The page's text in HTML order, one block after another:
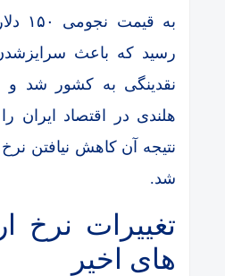
به
رسید که باعث
نقدینگی به کشور شد و
هلندی در اقتصاد ایران
نتیجه آن کاهش نیافتن نرخ
شد.
تغییرات نرخ
های اخیر